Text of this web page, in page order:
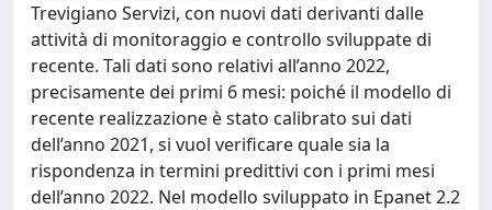
Trevigiano Servizi, con nuovi dati derivanti dalle
attività di monitoraggio e controllo sviluppate di
recente. Tali dati sono relativi all’anno 2022,
precisamente dei primi 6 mesi: poiché il modello di
recente realizzazione è stato calibrato sui dati
dell’anno 2021, si vuol verificare quale sia la
rispondenza in termini predittivi con i primi mesi
dell’anno 2022. Nel modello sviluppato in Epanet 2.2